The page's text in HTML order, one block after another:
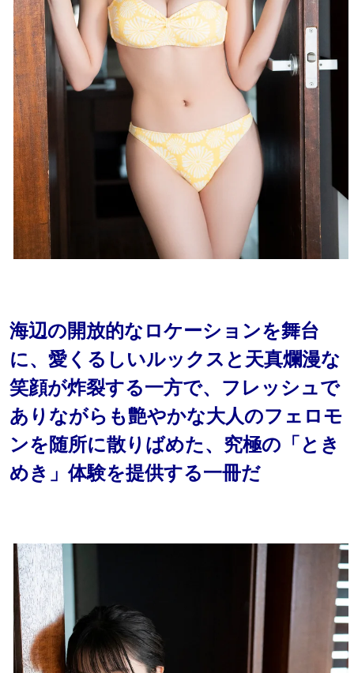
海辺の開放的なロケーションを舞台
に、愛くるしいルックスと天真爛漫な
笑顔が炸裂する一方で、フレッシュで
ありながらも艶やかな大人のフェロモ
ンを随所に散りばめた、究極の「とき
めき」体験を提供する一冊だ